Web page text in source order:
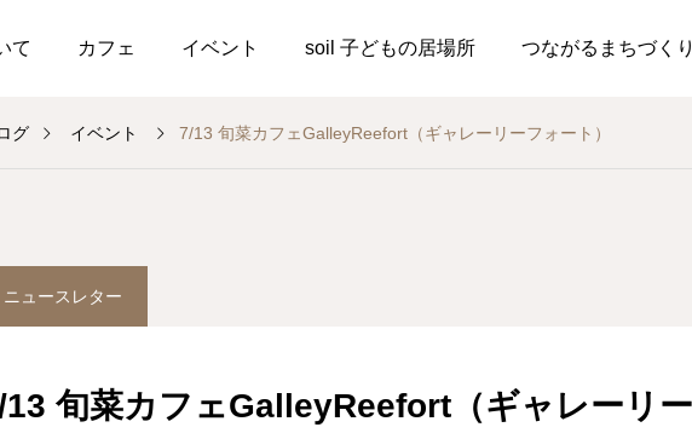
て カフェ イベント soil 子どもの居場所 つながるまちづくり
グ イベント 7/13 旬菜カフェGalleyReefort（ギャレーリーフォート）
ニュースレター
13 旬菜カフェGalleyReefort（ギャレーリー